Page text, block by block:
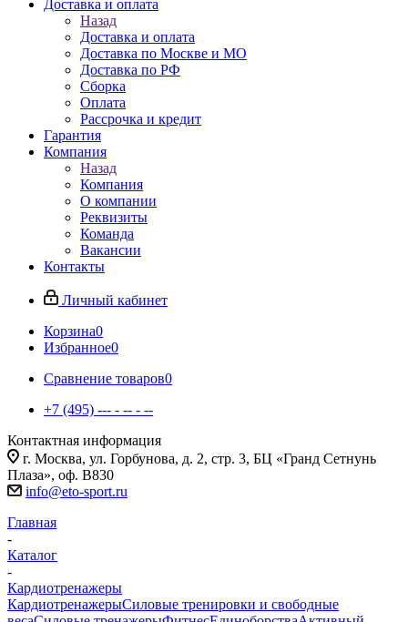
Доставка и оплата
Назад
Доставка и оплата
Доставка по Москве и МО
Доставка по РФ
Сборка
Оплата
Рассрочка и кредит
Гарантия
Компания
Назад
Компания
О компании
Реквизиты
Команда
Вакансии
Контакты
Личный кабинет
Корзина0
Избранное0
Сравнение товаров0
+7 (495) --- - -- - --
Контактная информация
г. Москва, ул. Горбунова, д. 2, стр. 3, БЦ «Гранд Сетнунь
Плаза», оф. В830
info@eto-sport.ru
Главная
-
Каталог
-
Кардиотренажеры
КардиотренажерыСиловые тренировки и свободные